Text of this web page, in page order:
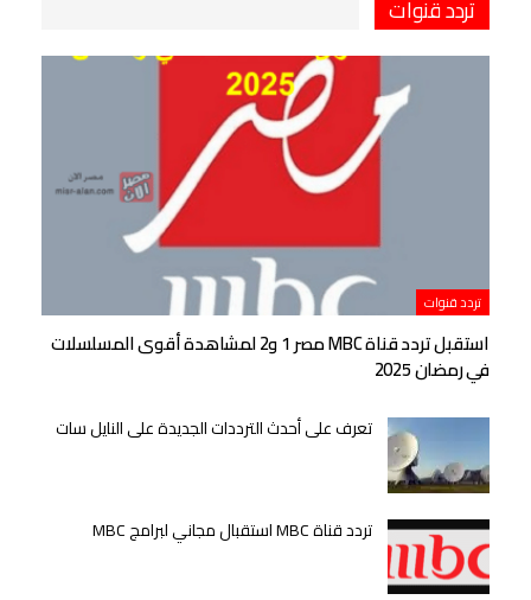
تردد قنوات
تردد قنوات
استقبل تردد قناة MBC مصر 1 و2 لمشاهدة أقوى المسلسلات
في رمضان 2025
تعرف على أحدث الترددات الجديدة على النايل سات
تردد قناة MBC استقبال مجاني لبرامج MBC